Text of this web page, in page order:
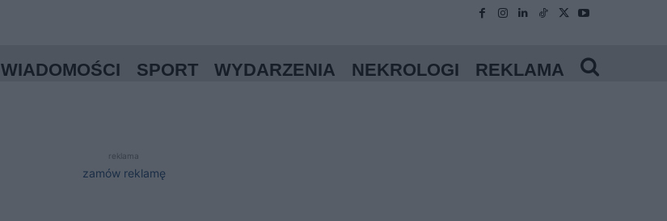
WIADOMOŚCI SPORT WYDARZENIA NEKROLOGI REKLAMA
reklama
zamów reklamę